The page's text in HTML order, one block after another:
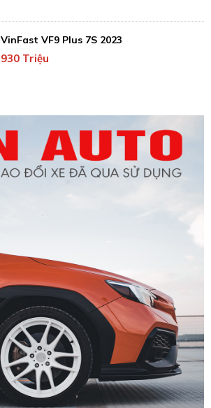
VinFast VF9 Plus 7S 2023
930 Triệu